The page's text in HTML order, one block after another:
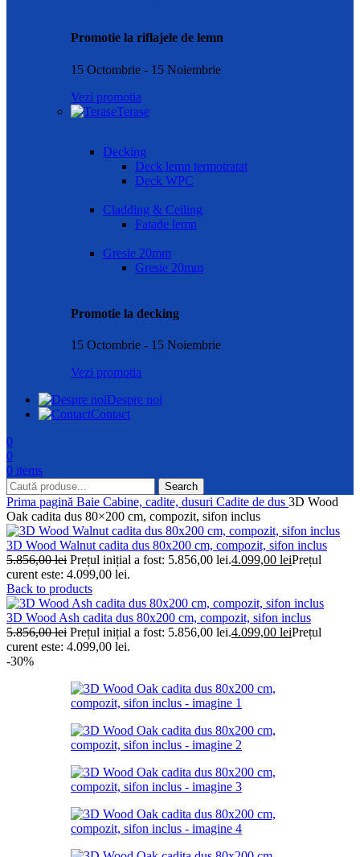
Promotie la riflajele de lemn
15 Octombrie - 15 Noiembrie
Vezi promotia
Terase
Decking
Deck lemn termotratat
Deck WPC
Cladding & Ceiling
Fatade lemn
Gresie 20mm
Gresie 20mm
Promotie la decking
15 Octombrie - 15 Noiembrie
Vezi promotia
Despre noi
Contact
0
0
0 items
Search
Prima pagină Baie Cabine, cadite, dusuri Cadite de dus 3D Wood
Oak cadita dus 80×200 cm, compozit, sifon inclus
3D Wood Walnut cadita dus 80x200 cm, compozit, sifon inclus
5.856,00lei Prețul inițial a fost: 5.856,00 lei.4.099,00 leiPrețul
curent este: 4.099,00 lei.
Back to products
3D Wood Ash cadita dus 80x200 cm, compozit, sifon inclus
5.856,00lei Prețul inițial a fost: 5.856,00 lei.4.099,00 leiPrețul
curent este: 4.099,00 lei.
-30%